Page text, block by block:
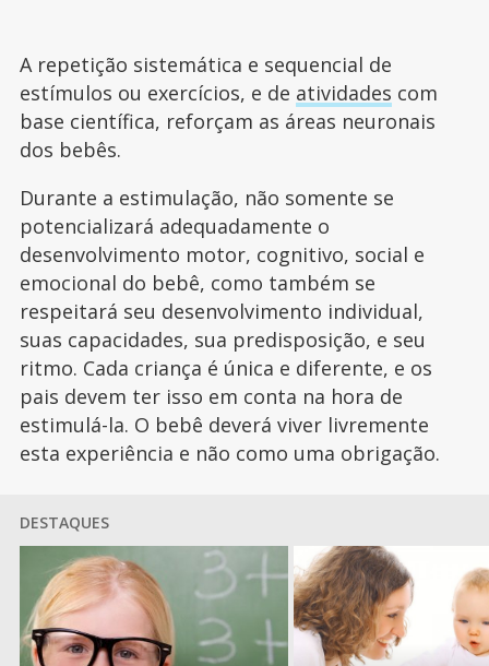
A repetição sistemática e sequencial de
estímulos ou exercícios, e de atividades com
base científica, reforçam as áreas neuronais
dos bebês.
Durante a estimulação, não somente se
potencializará adequadamente o
desenvolvimento motor, cognitivo, social e
emocional do bebê, como também se
respeitará seu desenvolvimento individual,
suas capacidades, sua predisposição, e seu
ritmo. Cada criança é única e diferente, e os
pais devem ter isso em conta na hora de
estimulá-la. O bebê deverá viver livremente
esta experiência e não como uma obrigação.
DESTAQUES